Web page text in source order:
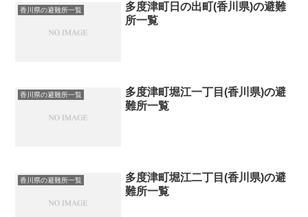
香川県の避難所一覧
多度津町日の出町(香川県)の避難
所一覧
香川県の避難所一覧
多度津町堀江一丁目(香川県)の避
難所一覧
香川県の避難所一覧
多度津町堀江二丁目(香川県)の避
難所一覧